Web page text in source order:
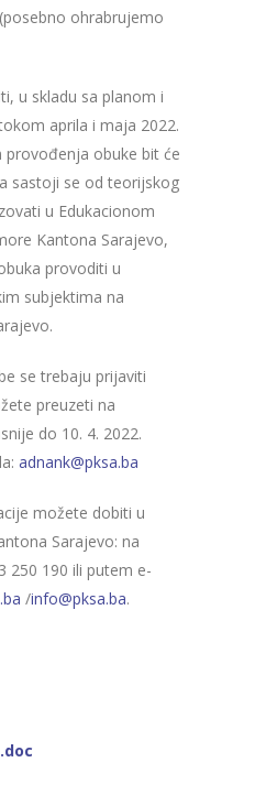
ohrabrujemo
u skladu sa planom i
aprila i maja 2022.
provođenja obuke bit će
sastoji se od teorijskog
u Edukacionom
Kantona Sarajevo,
provoditi u
subjektima na
se trebaju prijaviti
preuzeti na
do 10. 4. 2022.
adnank@pksa.ba
možete dobiti u
Sarajevo: na
250 190 ili putem e-
/info@pksa.ba.